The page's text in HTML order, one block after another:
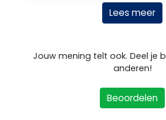
Lees meer
Jouw mening telt ook. Deel je
anderen!
Beoordelen